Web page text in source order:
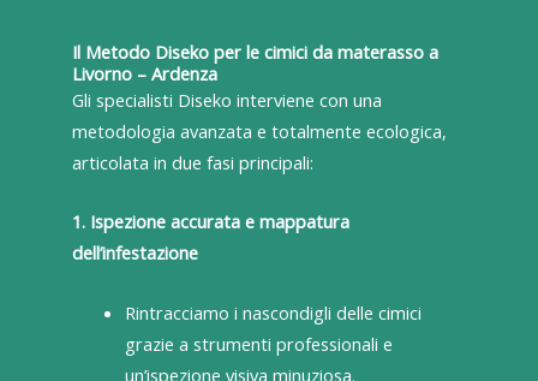
Il Metodo Diseko per le cimici da materasso a
Livorno – Ardenza
Gli specialisti Diseko interviene con una
metodologia avanzata e totalmente ecologica,
articolata in due fasi principali:
1. Ispezione accurata e mappatura
dell’infestazione
Rintracciamo i nascondigli delle cimici
grazie a strumenti professionali e
un’ispezione visiva minuziosa.